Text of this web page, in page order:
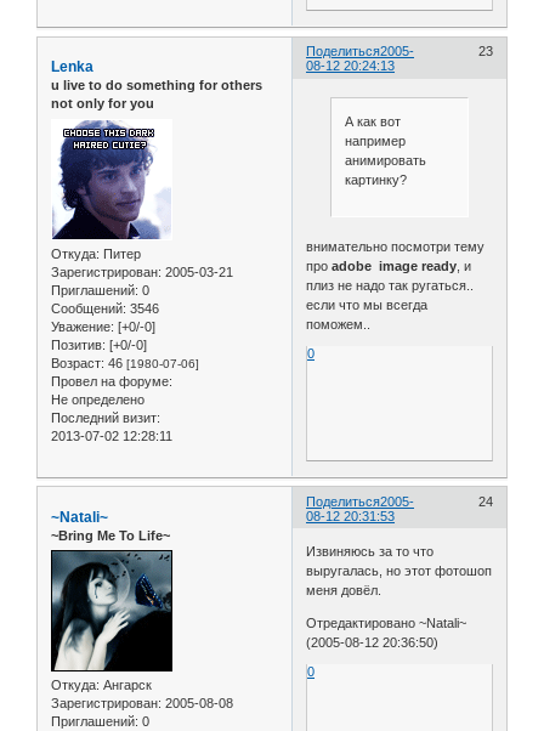
Поделиться 23
2005-
08-12 20:24:13
Lenka
u live to do something for others
not only for you
Откуда: Питер
Зарегистрирован: 2005-03-21
Приглашений: 0
Сообщений: 3546
Уважение: [+0/-0]
Позитив: [+0/-0]
Возраст: 46 [1980-07-06]
Провел на форуме:
Не определено
Последний визит:
2013-07-02 12:28:11
А как вот
например
анимировать
картинку?
внимательно посмотри тему
проadobe image ready , и
плиз не надо так ругаться..
если что мы всегда
поможем..
0
Поделиться 24
2005-
08-12 20:31:53
~Natali~
~Bring Me To Life~
Откуда: Ангарск
Зарегистрирован: 2005-08-08
Приглашений: 0
Извиняюсь за то что
выругалась, но этот фотошоп
меня довёл.
Отредактировано ~Natali~
(2005-08-12 20:36:50)
0